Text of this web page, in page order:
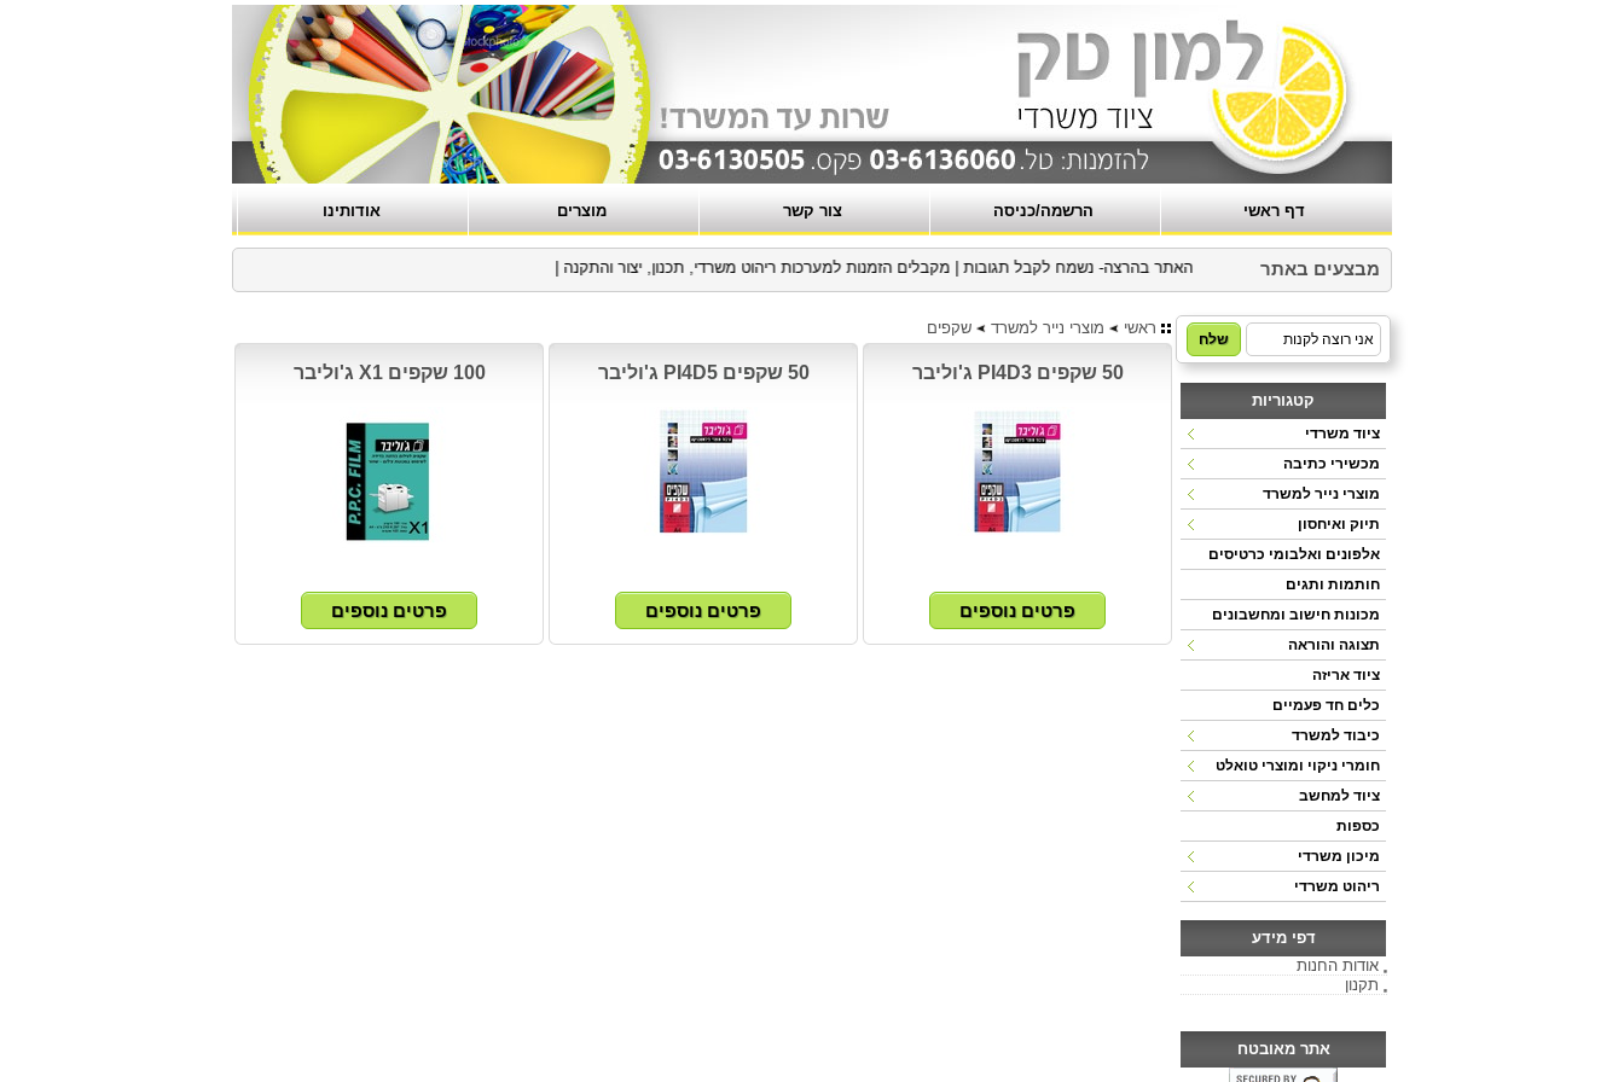
דף ראשי הרשמה/כניסה צור קשר מוצרים אודותינו
מבצעים באתר האתר בהרצה- נשמח לקבל תגובות|מקבלים הזמנות למערכות ריהוט משרדי, תכנון, יצור והתקנה|
ראשי מוצרי נייר למשרד שקפים
50 שקפים PI4D3 ג'וליבר 50 שקפים PI4D5 ג'וליבר 100 שקפים X1 ג'וליבר
קטגוריות
ציוד משרדי
מכשירי כתיבה
מוצרי נייר למשרד
תיוק ואיחסון
אלפונים ואלבומי כרטיסים
חותמות ותגים
מכונות חישוב ומחשבונים
תצוגה והוראה
ציוד אריזה
כלים חד פעמיים
כיבוד למשרד
חומרי ניקוי ומוצרי טואלט
ציוד למחשב
כספות
מיכון משרדי
ריהוט משרדי
דפי מידע
אודות החנות
תקנון
אתר מאובטח